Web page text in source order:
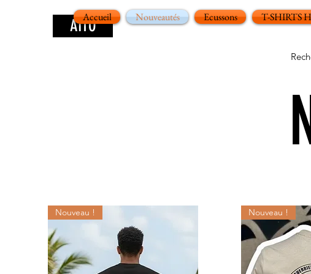
AITOAccueil Nouveautés Ecussons T-SHIRTS
Nouveau ! Nouveau !